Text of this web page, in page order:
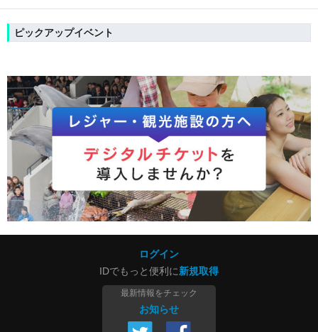
ピックアップイベント
ログイン
IDでもっと便利に新規取得
最新情報をチェック
お知らせ